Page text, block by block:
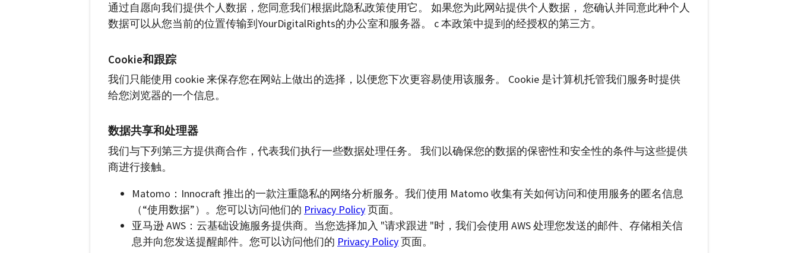
通过自愿向我们提供个人数据，您同意我们根据此隐私政策使用它。 如果您为此网站提供个人数据， 您确认并同意此种个人
数据可以从您当前的位置传输到YourDigitalRights的办公室和服务器。 c 本政策中提到的经授权的第三方。
Cookie和跟踪
我们只能使用 cookie 来保存您在网站上做出的选择，以便您下次更容易使用该服务。 Cookie 是计算机托管我们服务时提供
给您浏览器的一个信息。
数据共享和处理器
我们与下列第三方提供商合作，代表我们执行一些数据处理任务。 我们以确保您的数据的保密性和安全性的条件与这些提供
商进行接触。
Matomo：Innocraft 推出的一款注重隐私的网络分析服务。我们使用 Matomo 收集有关如何访问和使用服务的匿名信息
（“使用数据”）。您可以访问他们的 Privacy Policy页面。
亚马逊 AWS：云基础设施服务提供商。当您选择加入 "请求跟进 "时，我们会使用 AWS 处理您发送的邮件、存储相关信
息并向您发送提醒邮件。您可以访问他们的 Privacy Policy页面。